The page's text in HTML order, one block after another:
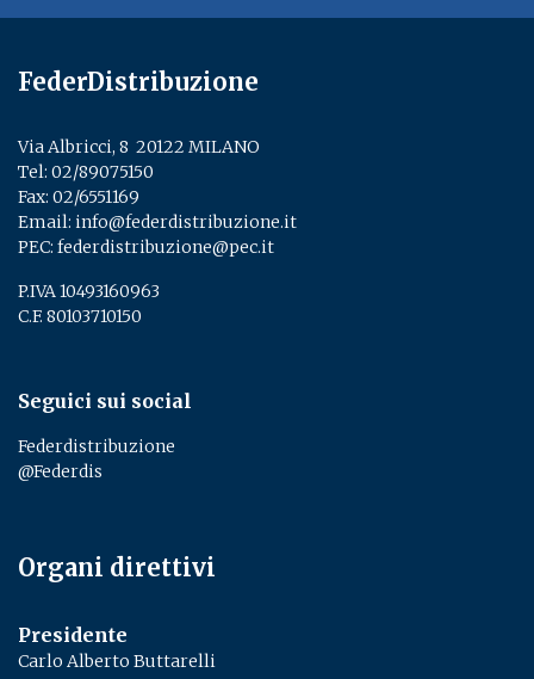
FederDistribuzione
Via Albricci, 8 ­ 20122 MILANO
Tel: 02/89075150
Fax: 02/6551169
Email: info@federdistribuzione.it
PEC: federdistribuzione@pec.it
P.IVA 10493160963
C.F. 80103710150
Seguici sui social
Federdistribuzione
@Federdis
Organi direttivi
Presidente
Carlo Alberto Buttarelli